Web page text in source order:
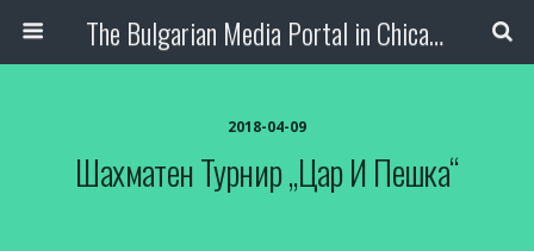
The Bulgarian Media Portal in Chicago
2018-04-09
Шахматен Турнир „Цар И Пешка“